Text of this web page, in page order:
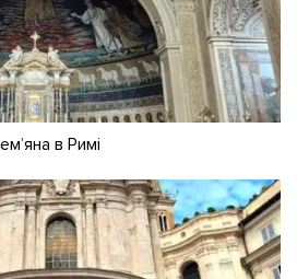
в Римі